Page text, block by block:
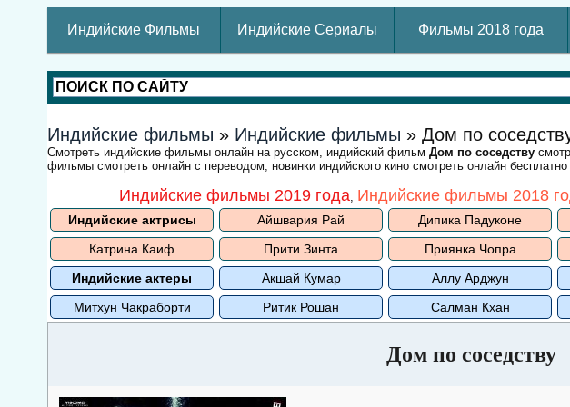
Индийские Фильмы Индийские Сериалы Фильмы 2018 года
Индийские фильмы » Индийские фильмы » Дом по
Смотреть индийские фильмы онлайн на русском, индийский фильм Дом по соседству
фильмы смотреть онлайн с переводом, новинки индийского кино смотреть онлайн
Индийские фильмы 2019 года, Индийские фильмы 2018
Индийские актрисы Айшвария Рай Дипика Падуконе
Катрина Каиф
Прити Зинта Приянка Чопра
Индийские актеры
Акшай Кумар Аллу Арджун
Митхун Чакраборти
Ритик Рошан Салман Кхан
Дом по соседству